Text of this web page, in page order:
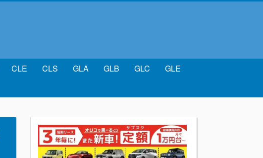
CLE CLS GLA GLB GLC
GLE